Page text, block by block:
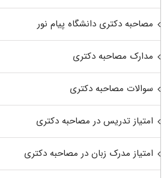
مصاحبه دکتری دانشگاه پیام نور
مدارک مصاحبه دکتری
سوالات مصاحبه دکتری
امتیاز تدریس در مصاحبه دکتری
امتیاز مدرک زبان در مصاحبه دکتری